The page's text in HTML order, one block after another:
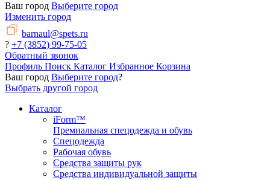
Ваш город Выберите город
Изменить город
barnaul@spets.ru
? +7 (3852) 99-75-05
Обратный звонок
Профиль Поиск Каталог Избранное Корзина
Ваш город Выберите город?
Выбрать другой город
Каталог
iForm™
Премиальная спецодежда и обувь
Спецодежда
Рабочая обувь
Средства защиты рук
Средства индивидуальной защиты